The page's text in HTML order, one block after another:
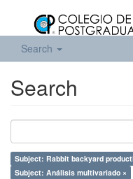
Search
Search
Subject: Rabbit backyard
Subject: Análisis multivariado ×